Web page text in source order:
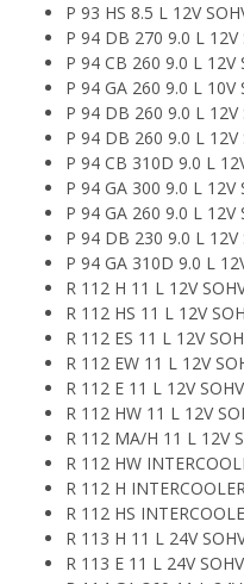
P 93 HS 8.5 L 12V
P 94 DB 270 9.0 L
P 94 CB 260 9.0 L 12V
P 94 GA 260 9.0 L 10V
P 94 DB 260 9.0 L
P 94 DB 260 9.0 L
P 94 CB 310D 9.0 L
P 94 GA 300 9.0 L 12V
P 94 GA 260 9.0 L 12V
P 94 DB 230 9.0 L
P 94 GA 310D 9.0 L
R 112 H 11 L 12V
R 112 HS 11 L 12V
R 112 ES 11 L 12V
R 112 EW 11 L 12V
R 112 E 11 L 12V
R 112 HW 11 L 12V
R 112 MA/H 11 L 12V
R 112 HW
R 112 H
R 112 HS
R 113 H 11 L 24V
R 113 E 11 L 24V